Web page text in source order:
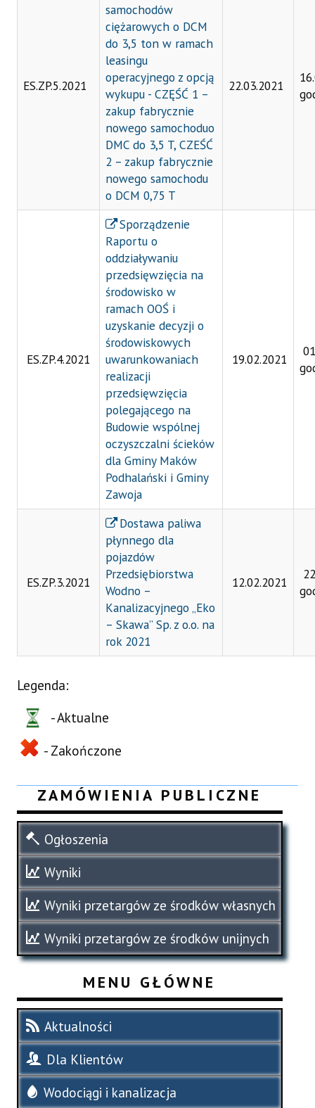
ES.ZP.5.2021
samochodów
ciężarowych o DCM
do 3,5 ton w ramach
leasingu
operacyjnego z opcją
wykupu - CZĘŚĆ 1 –
zakup fabrycznie
nowego samochoduo
DMC do 3,5 T, CZEŚĆ
2 – zakup fabrycznie
nowego samochodu
o DCM 0,75 T
22.03.2021
ES.ZP.4.2021
Sporządzenie
Raportu o
oddziaływaniu
przedsięwzięcia na
środowisko w
ramach OOŚ i
uzyskanie decyzji o
środowiskowych
uwarunkowaniach
realizacji
przedsięwzięcia
polegającego na
Budowie wspólnej
oczyszczalni ścieków
dla Gminy Maków
Podhalański i Gminy
Zawoja
19.02.2021
ES.ZP.3.2021
Dostawa paliwa
płynnego dla
pojazdów
Przedsiębiorstwa
Wodno –
Kanalizacyjnego „Eko
– Skawa” Sp. z o.o. na
rok 2021
12.02.2021
Legenda:
- Aktualne
- Zakończone
ZAMÓWIENIA PUBLICZNE
Ogłoszenia
Wyniki
Wyniki przetargów ze środków własnych
Wyniki przetargów ze środków unijnych
MENU GŁÓWNE
Aktualności
Dla Klientów
Wodociągi i kanalizacja